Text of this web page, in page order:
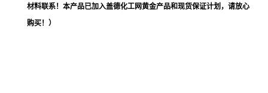
材料联系！本产品已加入盖德化工网黄金产品和现货保证计划，请放心
购买！）